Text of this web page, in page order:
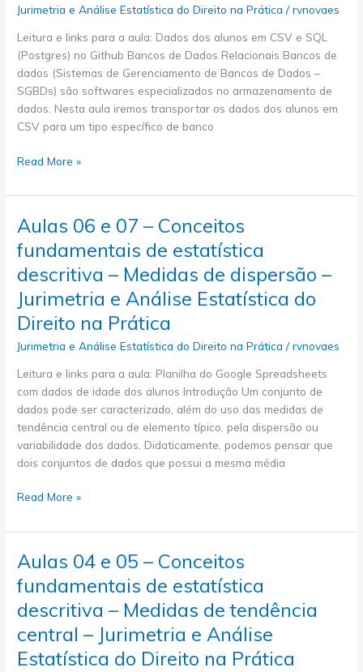
ciência
do
Direito
–
Jurimetria
e
Análise
do
Prática
Jurimetria e Análise Estatística do Direito na Prática /rvnovaes
Leitura e links para a aula: Dados dos alunos em CSV e SQL
(Postgres) no Github Bancos de Dados Relacionais Bancos de
dados (Sistemas de Gerenciamento de Bancos de Dados –
SGBDs) são softwares especializados no armazenamento de
dados. Nesta aula iremos transportar os dados dos alunos em
CSV para um tipo específico de banco
Aulas
13
14
–
Introdução
a
bancos
de
–
O
modelo
relacional
–
Jurimetria
e
Estatística
Direito
na
Prática
Read More »
Aulas 06 e 07 – Conceitos
fundamentais de estatística
descritiva – Medidas de dispersão –
Jurimetria e Análise Estatística do
Direito na Prática
Jurimetria e Análise Estatística do Direito na Prática /rvnovaes
Leitura e links para a aula: Planilha do Google Spreadsheets
com dados de idade dos alunos Introdução Um conjunto de
dados pode ser caracterizado, além do uso das medidas de
tendência central ou de elemento típico, pela dispersão ou
variabilidade dos dados. Didaticamente, podemos pensar que
dois conjuntos de dados que possui a mesma média
Aulas
e
–
Conceitos
fundamentais
de
estatística
descritiva
Read More »
Aulas 04 e 05 – Conceitos
fundamentais de estatística
descritiva – Medidas de tendência
central – Jurimetria e Análise
Estatística do Direito na Prática